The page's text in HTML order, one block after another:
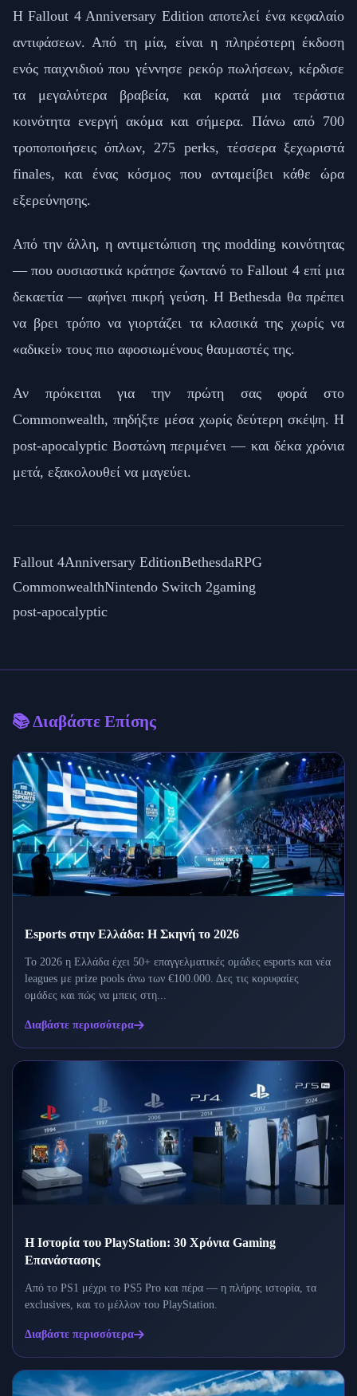
Η Fallout 4 Anniversary Edition αποτελεί ένα κεφαλαίο
αντιφάσεων. Από τη μία, είναι η πληρέστερη έκδοση
ενός παιχνιδιού που γέννησε ρεκόρ πωλήσεων, κέρδισε
τα μεγαλύτερα βραβεία, και κρατά μια τεράστια
κοινότητα ενεργή ακόμα και σήμερα. Πάνω από 700
τροποποιήσεις όπλων, 275 perks, τέσσερα ξεχωριστά
finales, και ένας κόσμος που ανταμείβει κάθε ώρα
εξερεύνησης.
Από την άλλη, η αντιμετώπιση της modding κοινότητας
— που ουσιαστικά κράτησε ζωντανό το Fallout 4 επί μια
δεκαετία — αφήνει πικρή γεύση. Η Bethesda θα πρέπει
να βρει τρόπο να γιορτάζει τα κλασικά της χωρίς να
«αδικεί» τους πιο αφοσιωμένους θαυμαστές της.
Αν πρόκειται για την πρώτη σας φορά στο
Commonwealth, πηδήξτε μέσα χωρίς δεύτερη σκέψη. Η
post-apocalyptic Βοστώνη περιμένει — και δέκα χρόνια
μετά, εξακολουθεί να μαγεύει.
Fallout 4Anniversary EditionBethesdaRPG
CommonwealthNintendo Switch 2gaming
post-apocalyptic
📚 Διαβάστε Επίσης
Esports στην Ελλάδα: Η Σκηνή το 2026
Το 2026 η Ελλάδα έχει 50+ επαγγελματικές ομάδες esports και νέα
leagues με prize pools άνω των €100.000. Δες τις κορυφαίες
ομάδες και πώς να μπεις στη...
Διαβάστε περισσότερα
Η Ιστορία του PlayStation: 30 Χρόνια Gaming
Επανάστασης
Από το PS1 μέχρι το PS5 Pro και πέρα — η πλήρης ιστορία, τα
exclusives, και το μέλλον του PlayStation.
Διαβάστε περισσότερα